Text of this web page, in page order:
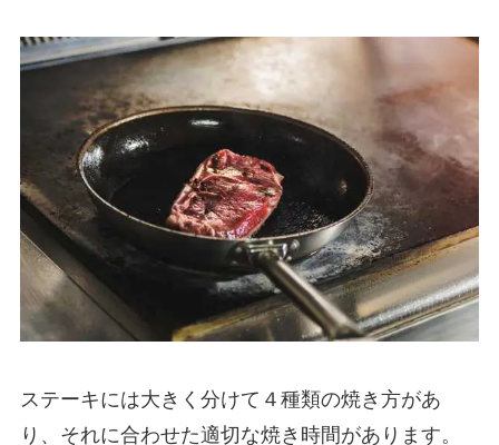
ステーキには大きく分けて ４種類の焼き方があ
り、それに合わせた適切な焼き時間があります。